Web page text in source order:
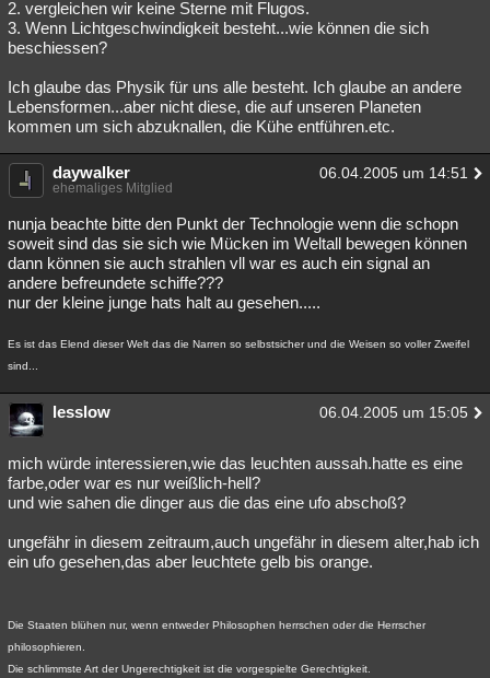
2. vergleichen wir keine Sterne mit Flugos.
3. Wenn Lichtgeschwindigkeit besteht...wie können die sich
beschiessen?
Ich glaube das Physik für uns alle besteht. Ich glaube an andere
Lebensformen...aber nicht diese, die auf unseren Planeten
kommen um sich abzuknallen, die Kühe entführen.etc.
daywalker 06.04.2005 um 14:51
ehemaliges Mitglied
nunja beachte bitte den Punkt der Technologie wenn die schopn
soweit sind das sie sich wie Mücken im Weltall bewegen können
dann können sie auch strahlen vll war es auch ein signal an
andere befreundete schiffe???
nur der kleine junge hats halt au gesehen.....
Es ist das Elend dieser Welt das die Narren so selbstsicher und die Weisen so voller Zweifel
sind...
lesslow 06.04.2005 um 15:05
mich würde interessieren,wie das leuchten aussah.hatte es eine
farbe,oder war es nur weißlich-hell?
und wie sahen die dinger aus die das eine ufo abschoß?
ungefähr in diesem zeitraum,auch ungefähr in diesem alter,hab ich
ein ufo gesehen,das aber leuchtete gelb bis orange.
Die Staaten blühen nur, wenn entweder Philosophen herrschen oder die Herrscher
philosophieren.
Die schlimmste Art der Ungerechtigkeit ist die vorgespielte Gerechtigkeit.